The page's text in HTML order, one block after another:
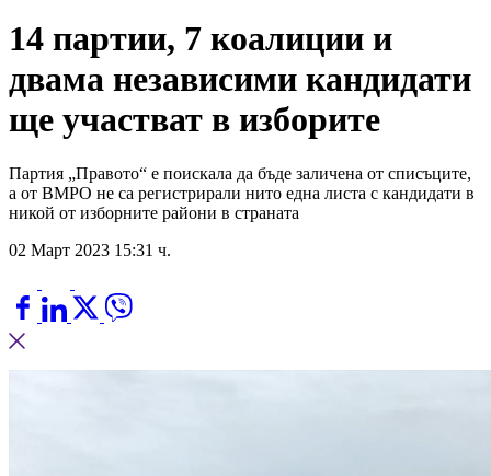
14 партии, 7 коалиции и
двама независими кандидати
ще участват в изборите
Партия „Правото“ е поискала да бъде заличена от списъците,
а от ВМРО не са регистрирали нито една листа с кандидати в
никой от изборните райони в страната
02 Март 2023 15:31 ч.